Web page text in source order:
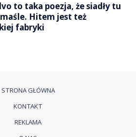
to taka poezja, że siadły tu
Hitem jest też
fabryki
STRONA GŁÓWNA
KONTAKT
REKLAMA